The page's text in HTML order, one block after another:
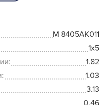
М 8405АК011
1x5
1.82
1.03
3.13